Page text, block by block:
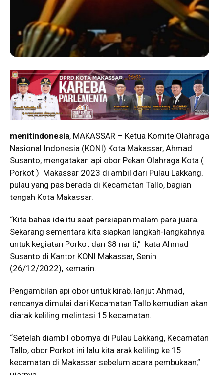
menitindonesia, MAKASSAR – Ketua Komite Olahraga
Nasional Indonesia (KONI) Kota Makassar, Ahmad
Susanto, mengatakan api obor Pekan Olahraga Kota (
Porkot ) Makassar 2023 di ambil dari Pulau Lakkang,
pulau yang pas berada di Kecamatan Tallo, bagian
tengah Kota Makassar.
“Kita bahas ide itu saat persiapan malam para juara.
Sekarang sementara kita siapkan langkah-langkahnya
untuk kegiatan Porkot dan S8 nanti,” kata Ahmad
Susanto di Kantor KONI Makassar, Senin
(26/12/2022), kemarin.
Pengambilan api obor untuk kirab, lanjut Ahmad,
rencanya dimulai dari Kecamatan Tallo kemudian akan
diarak keliling melintasi 15 kecamatan.
“Setelah diambil obornya di Pulau Lakkang, Kecamatan
Tallo, obor Porkot ini lalu kita arak keliling ke 15
kecamatan di Makassar sebelum acara pembukaan,”